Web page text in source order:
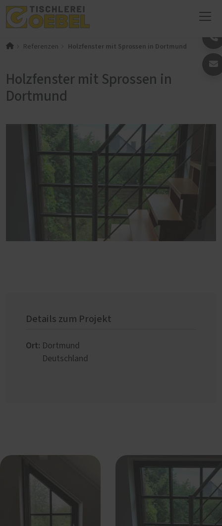
Referenzen Holzfenster mit Sprossen in Dortmund
Holzfenster mit Sprossen in
Dortmund
Details zum Projekt
Ort: Dortmund
Deutschland